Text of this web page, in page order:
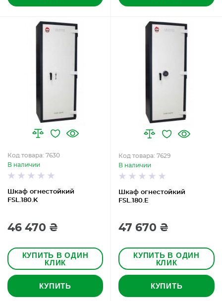
Шкаф огнестойкий
FSL.180.K
Код товара: 7630
В наличии
46 470 ₴
КУПИТЬ В ОДИН
КЛИК
КУПИТЬ
Шкаф огнестойкий
FSL.180.E
Код товара: 7629
В наличии
47 670 ₴
КУПИТЬ В ОДИН
КЛИК
КУПИТЬ